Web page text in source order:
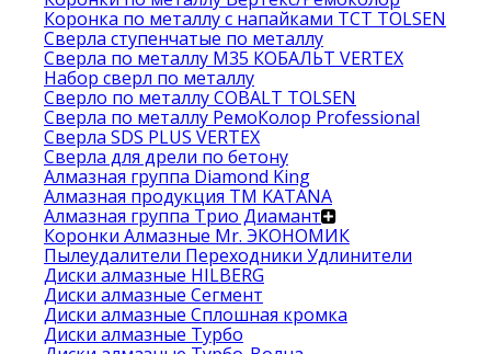
Коронка по металлу с напайками TCT TOLSEN
Сверла ступенчатые по металлу
Сверла по металлу М35 КОБАЛЬТ VERTEX
Набор сверл по металлу
Сверло по металлу COBALT TOLSEN
Сверла по металлу РемоКолор Professional
Сверла SDS PLUS VERTEX
Сверла для дрели по бетону
Алмазная группа Diamond King
Алмазная продукция ТМ KATANA
Алмазная группа Трио Диамант
Коронки Алмазные Mr. ЭКОНОМИК
Пылеудалители Переходники Удлинители
Диски алмазные HILBERG
Диски алмазные Сегмент
Диски алмазные Сплошная кромка
Диски алмазные Турбо